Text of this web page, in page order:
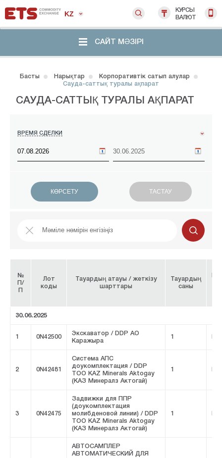
KZ
КУРСЫ
ВАЛЮТ
САЙТ МӘЗІРІ
Басты Нарықтар
Корпоративтік сатып алулар
Сауда-саттық туралы ақпарат
САУДА-САТТЫҚ ТУРАЛЫ АҚПАРАТ
ВРЕМЯ СДЕЛКИ
№
П/
П
Лот
коды
Тауардың атауы / жеткізу
шарттары
Тауардың
саны
30.06.2025
1 0N42500
Экскаватор / DDP АО
Каражыра
1
2 0N42481
Система АПС
доукомплектация / DDP
ТОО KAZ Minerals Aktogay
(КАЗ Минералз Актогай)
1
3 0N42475
Задвижки для ППР
(доукомплектация
молибденовой линии) / DDP
ТОО KAZ Minerals Aktogay
(КАЗ Минералз Актогай)
1
АВТОСАМПЛЕР
АВТОМАТИЧЕСКИЙ ДЛЯ